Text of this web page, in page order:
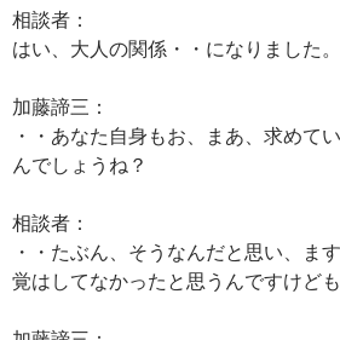
相談者：
はい、大人の関係・・になりました。
加藤諦三：
・・あなた自身もお、まあ、求めて
んでしょうね？
相談者：
・・たぶん、そうなんだと思い、ま
覚はしてなかったと思うんですけど